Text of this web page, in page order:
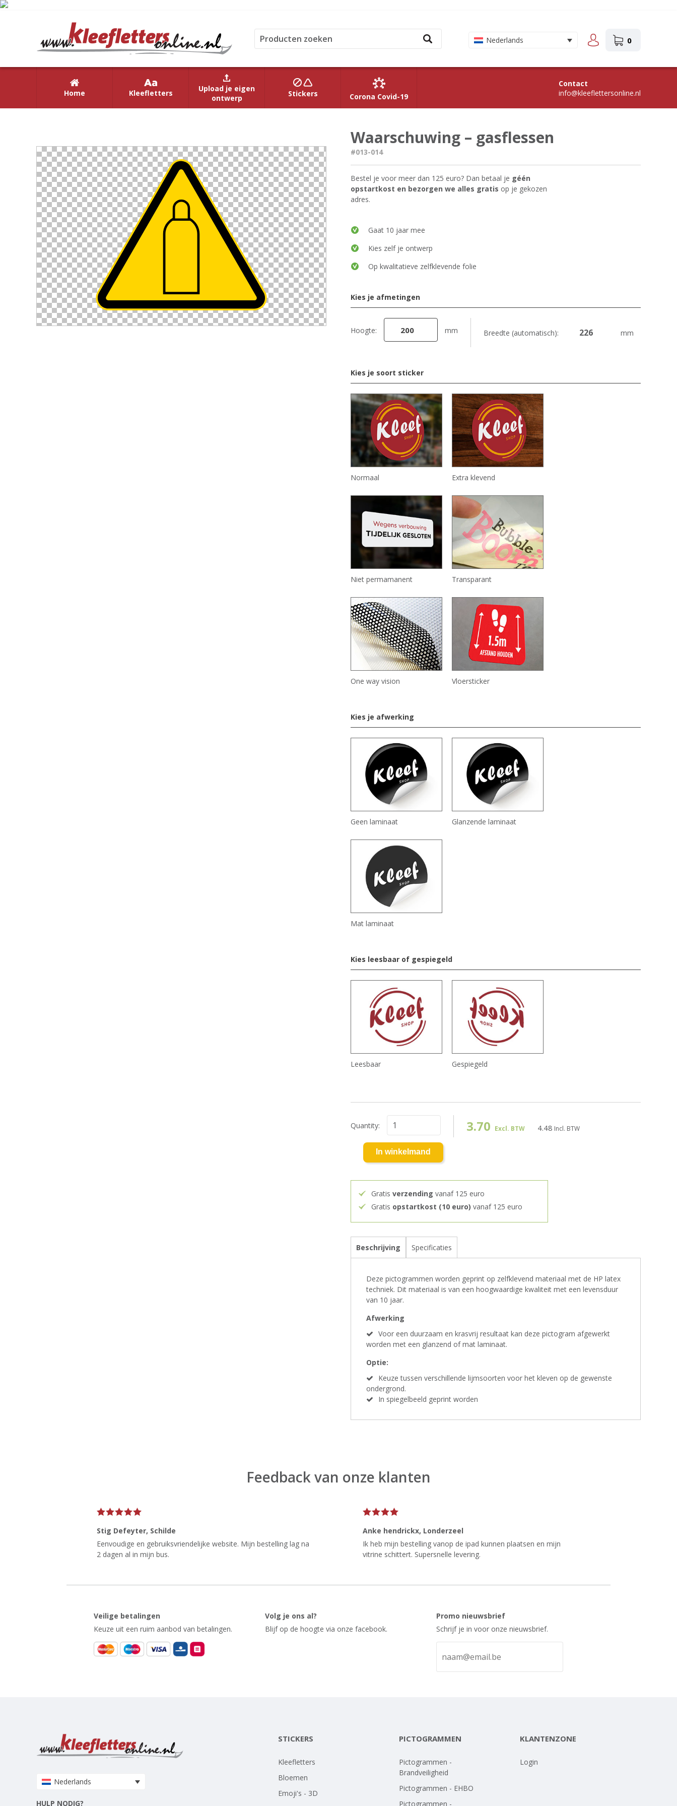
Nederlands 0
Home Kleefletters
Upload je eigen
ontwerp
Stickers Corona Covid-19
Contact
info@kleeflettersonline.nl
Waarschuwing – gasflessen
#013-014
Bestel je voor meer dan 125 euro? Dan betaal je géén
opstartkost en bezorgen we alles gratis op je gekozen
adres.
Gaat 10 jaar mee
Kies zelf je ontwerp
Op kwalitatieve zelfklevende folie
Kies je afmetingen
Hoogte: mm Breedte (automatisch): mm
Kies je soort sticker
Normaal Extra klevend
Niet permamanent Transparant
One way vision Vloersticker
Kies je afwerking
Geen laminaat Glanzende laminaat
Mat laminaat
Kies leesbaar of gespiegeld
Leesbaar Gespiegeld
Quantity: 3.70 Excl. BTW 4.48 Incl. BTW
In winkelmand
Gratis verzending vanaf 125 euro
Gratis opstartkost (10 euro) vanaf 125 euro
Beschrijving Specificaties
Deze pictogrammen worden geprint op zelfklevend materiaal met de HP latex
techniek. Dit materiaal is van een hoogwaardige kwaliteit met een levensduur
van 10 jaar.
Afwerking
Voor een duurzaam en krasvrij resultaat kan deze pictogram afgewerkt
worden met een glanzend of mat laminaat.
Optie:
Keuze tussen verschillende lijmsoorten voor het kleven op de gewenste
ondergrond.
In spiegelbeeld geprint worden
Feedback van onze klanten
Stig Defeyter, Schilde
Eenvoudige en gebruiksvriendelijke website. Mijn bestelling lag na
2 dagen al in mijn bus.
Anke hendrickx, Londerzeel
Ik heb mijn bestelling vanop de ipad kunnen plaatsen en mijn
vitrine schittert. Supersnelle levering.
Veilige betalingen
Keuze uit een ruim aanbod van betalingen.
Volg je ons al?
Blijf op de hoogte via onze facebook.
Promo nieuwsbrief
Schrijf je in voor onze nieuwsbrief.
Nederlands
HULP NODIG?
STICKERS
Kleefletters
Bloemen
Emoji's - 3D
PICTOGRAMMEN
Pictogrammen -
Brandveiligheid
Pictogrammen - EHBO
Pictogrammen -
KLANTENZONE
Login